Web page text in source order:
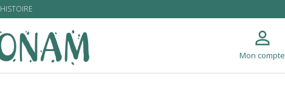
HISTOIRE
Mon compte